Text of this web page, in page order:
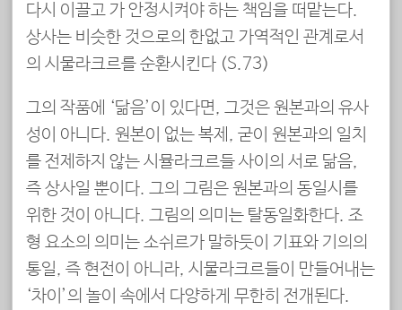
다시 이끌고 가 안정시켜야 하는 책임을 떠맡는다.
상사는 비슷한 것으로의 한없고 가역적인 관계로서
의 시물라크르를 순환시킨다 (S.73)
그의 작품에 ‘닮음’이 있다면, 그것은 원본과의 유사
성이 아니다. 원본이 없는 복제, 굳이 원본과의 일치
를 전제하지 않는 시뮬라크르들 사이의 서로 닮음,
즉 상사일 뿐이다. 그의 그림은 원본과의 동일시를
위한 것이 아니다. 그림의 의미는 탈동일화한다. 조
형 요소의 의미는 소쉬르가 말하듯이 기표와 기의의
통일, 즉 현전이 아니라, 시물라크르들이 만들어내는
‘차이’의 놀이 속에서 다양하게 무한히 전개된다.